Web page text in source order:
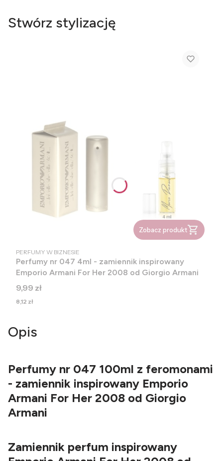
Stwórz stylizację
Zobacz produkt
PRODUCENT
PERFUMY W BIZNESIE
Perfumy nr 047 4ml - zamiennik inspirowany
Emporio Armani For Her 2008 od Giorgio Armani
Cena
9,99 zł
Cena
8,12 zł
Opis
Perfumy nr 047 100ml z feromonami
- zamiennik inspirowany Emporio
Armani For Her 2008 od Giorgio
Armani
Zamiennik perfum inspirowany